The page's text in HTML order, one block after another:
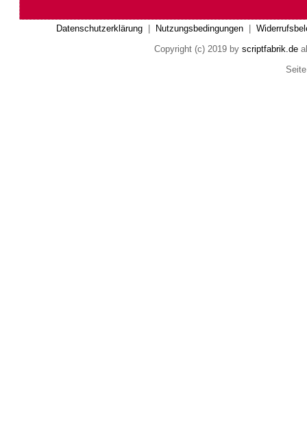
Datenschutzerklärung| Nutzungsbedingungen|
Copyright (c) 2019 by scriptfabrik.de